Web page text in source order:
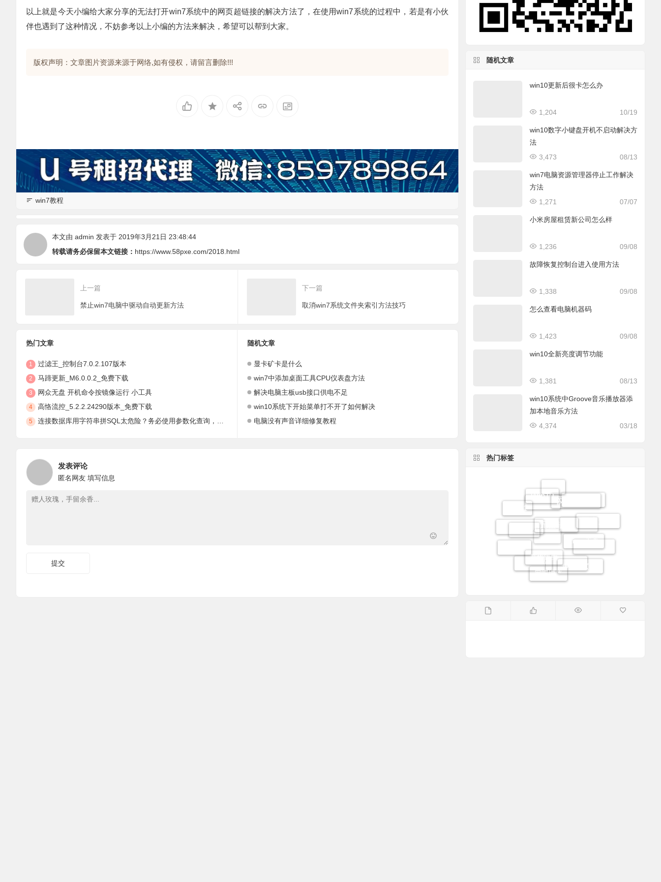
以上就是今天小编给大家分享的无法打开win7系统中的网页超链接的解决方法了，在使用win7系统的过程中，若是有小伙
伴也遇到了这种情况，不妨参考以上小编的方法来解决，希望可以帮到大家。
版权声明：文章图片资源来源于网络,如有侵权，请留言删除!!!
win7教程
本文由 admin 发表于 2019年3月21日 23:48:44
转载请务必保留本文链接： https://www.58pxe.com/2018.html
上一篇
禁止win7电脑中驱动自动更新方法
下一篇
取消win7系统文件夹索引方法技巧
热门文章
1 过滤王_控制台7.0.2.107版本
2 马蹄更新_M6.0.0.2_免费下载
3 网众无盘 开机命令按镜像运行 小工具
4 高恪流控_5.2.2.24290版本_免费下载
5 连接数据库用字符串拼SQL太危险？务必使用参数化查询，安全防注入
随机文章
显卡矿卡是什么
win7中添加桌面工具CPU仪表盘方法
解决电脑主板usb接口供电不足
win10系统下开始菜单打不开了如何解决
电脑没有声音详细修复教程
发表评论
匿名网友 填写信息
随机文章
win10更新后很卡怎么办
10/19
1,204
win10数字小键盘开机不启动解决方
法
08/13
3,473
win7电脑资源管理器停止工作解决
方法
07/07
1,271
小米房屋租赁新公司怎么样
09/08
1,236
故障恢复控制台进入使用方法
09/08
1,338
怎么查看电脑机器码
09/08
1,423
win10全新亮度调节功能
08/13
1,381
win10系统中Groove音乐播放器添
加本地音乐方法
03/18
4,374
热门标签
云更新
网吧
马蹄更新
网吧路由
win7
无盘系统
Win11
Win10 网吧维护
网众无盘
网吧系统
网吧无盘
高恪流控
过滤王
无盘软件
Linux无盘
网吧软件
网吧增值
高恪路由